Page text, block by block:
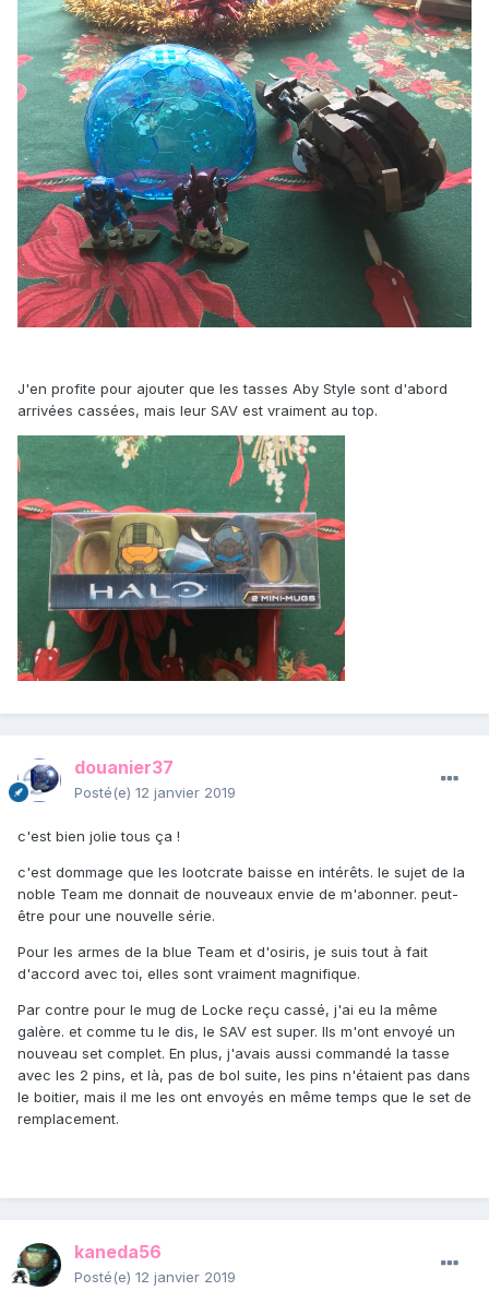
J'en profite pour ajouter que les tasses Aby Style sont d'abord
arrivées cassées, mais leur SAV est vraiment au top.
douanier37
Posté(e) 12 janvier 2019
c'est bien jolie tous ça !
c'est dommage que les lootcrate baisse en intérêts. le sujet de la
noble Team me donnait de nouveaux envie de m'abonner. peut-
être pour une nouvelle série.
Pour les armes de la blue Team et d'osiris, je suis tout à fait
d'accord avec toi, elles sont vraiment magnifique.
Par contre pour le mug de Locke reçu cassé, j'ai eu la même
galère. et comme tu le dis, le SAV est super. Ils m'ont envoyé un
nouveau set complet. En plus, j'avais aussi commandé la tasse
avec les 2 pins, et là, pas de bol suite, les pins n'étaient pas dans
le boitier, mais il me les ont envoyés en même temps que le set de
remplacement.
kaneda56
Posté(e) 12 janvier 2019